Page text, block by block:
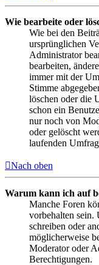
Wie bearbeite oder
Wie bei den
ursprünglichen
Administrator
bearbeiten,
immer mit der
Stimme
löschen oder die
schon ein
nur noch von
oder gelöscht
laufenden
Nach oben
Warum kann ich auf
Manche Foren
vorbehalten sein.
schreiben oder
möglicherweise
Moderator oder
Berechtigungen.